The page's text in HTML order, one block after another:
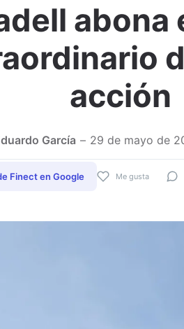
abona
acción
García 29 de mayo de
Me gusta
Finect en Google